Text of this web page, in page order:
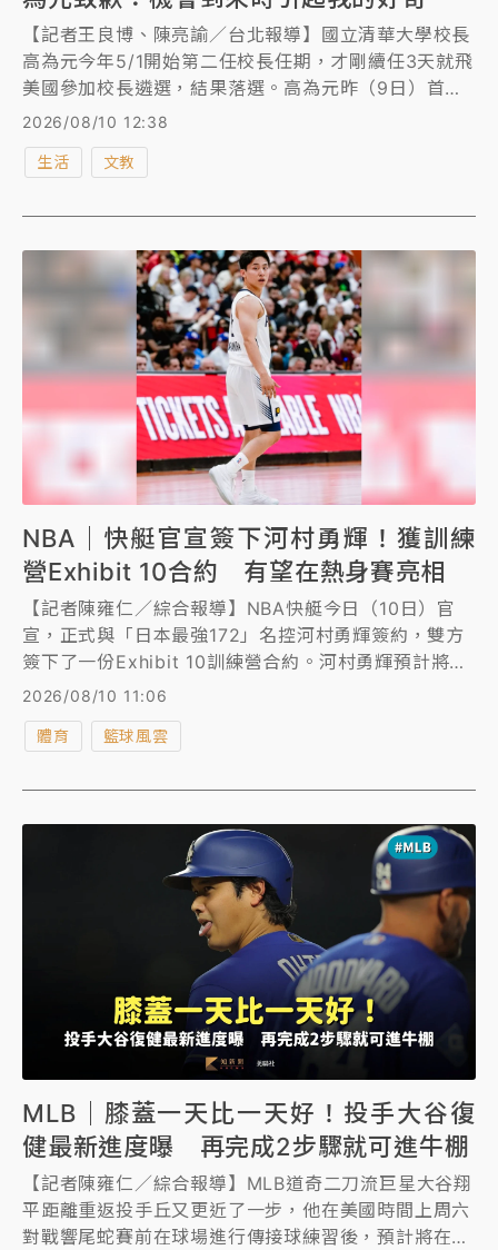
【記者王良博、陳亮諭／台北報導】國立清華大學校長
高為元今年5/1開始第二任校長任期，才剛續任3天就飛
美國參加校長遴選，結果落選。高為元昨（9日）首度
回應且致歉，「當機會到來的時候，的確引起了我的好
2026/08/10 12:38
生活 文教
NBA｜快艇官宣簽下河村勇輝！獲訓練
營Exhibit 10合約 有望在熱身賽亮相
【記者陳雍仁／綜合報導】NBA快艇今日（10日）官
宣，正式與「日本最強172」名控河村勇輝簽約，雙方
簽下了一份Exhibit 10訓練營合約。河村勇輝預計將隨
隊參加快艇的季前訓練營，並在熱身賽代表快艇登場亮
相。
2026/08/10 11:06
體育 籃球風雲
MLB｜膝蓋一天比一天好！投手大谷復
健最新進度曝 再完成2步驟就可進牛棚
【記者陳雍仁／綜合報導】MLB道奇二刀流巨星大谷翔
平距離重返投手丘又更近了一步，他在美國時間上周六
對戰響尾蛇賽前在球場進行傳接球練習後，預計將在美